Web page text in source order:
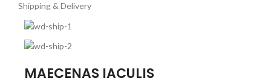
Shipping & Delivery
MAECENAS IACULIS